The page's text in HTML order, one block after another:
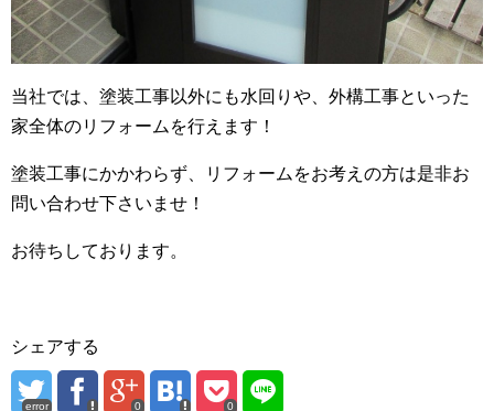
当社では、塗装工事以外にも水回りや、外構工事といった
家全体のリフォームを行えます！
塗装工事にかかわらず、リフォームをお考えの方は是非お
問い合わせ下さいませ！
お待ちしております。
シェアする
error 0 0